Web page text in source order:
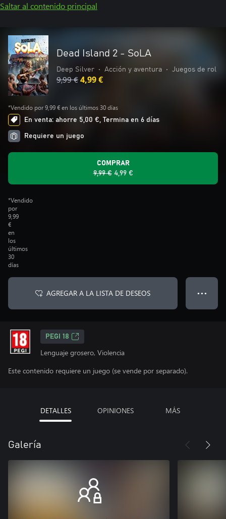
Saltar al contenido principal
Dead Island 2 - SoLA
Deep Silver • Acción y aventura • Juegos de rol
9,99 €4,99 €
*Vendido por 9,99 € en los últimos 30 días
En venta: ahorre 5,00 €, Termina en 6 días
Requiere un juego
COMPRAR
9,99 € 4,99 €
*Vendido
por
9,99
€
en
los
últimos
30
días
AGREGAR A LA LISTA DE DESEOS ● ● ●
PEGI 18
Lenguaje grosero, Violencia
Este contenido requiere un juego (se vende por separado).
DETALLES OPINIONES MÁS
Galería